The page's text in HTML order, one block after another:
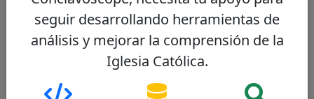
Otros cardenales del mismo consistorio
72/100
Dominique Mamberti
seguir desarrollando herramientas de
análisis y mejorar la comprensión de la
Iglesia Católica.